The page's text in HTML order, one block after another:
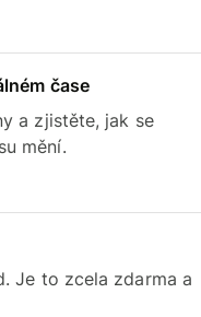
čase
a zjistěte, jak se
mění.
Je to zcela zdarma a